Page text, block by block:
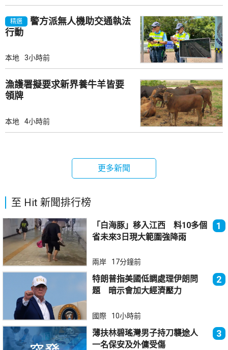
精選
警方派無人機助交通執法
行動
本地 3小時前
漁護署擬要求新界養牛羊皆要
領牌
本地 4小時前
更多新聞
至 Hit 新聞排行榜
「白海豚」移入江西 料10多個
省未來3日現大範圍強降雨
1
兩岸 17分鐘前
特朗普指美國低調處理伊朗問
題 暗示會加大經濟壓力
2
國際 10小時前
薄扶林碧瑤灣男子持刀襲途人
一名保安及外傭受傷
3